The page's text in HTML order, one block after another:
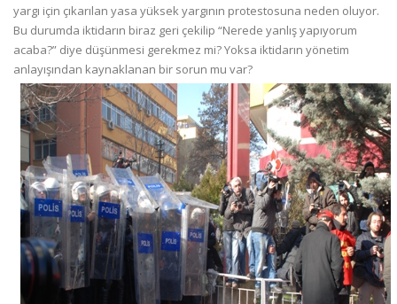
yargı için çıkarılan yasa yüksek yargının protestosuna neden oluyor.
Bu durumda iktidarın biraz geri çekilip “Nerede yanlış yapıyorum
acaba?” diye düşünmesi gerekmez mi? Yoksa iktidarın yönetim
anlayışından kaynaklanan bir sorun mu var?